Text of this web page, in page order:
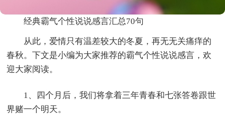
经典霸气个性说说感言汇总70句
从此，爱情只有温差较大的冬夏，再无无关痛痒的
春秋。下文是小编为大家推荐的霸气个性说说感言，欢
迎大家阅读。
1、四个月后，我们将拿着三年青春和七张答卷跟世
界赌一个明天。